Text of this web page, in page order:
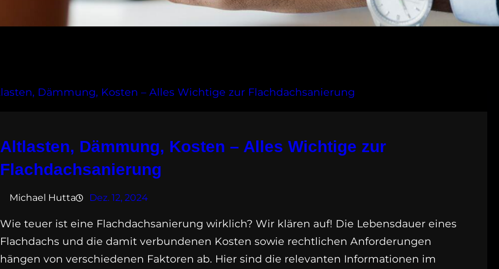
Altlasten, Dämmung, Kosten – Alles Wichtige zur
Flachdachsanierung
Michael Hutta Dez. 12, 2024
Wie teuer ist eine Flachdachsanierung wirklich? Wir klären auf! Die Lebensdauer eines
Flachdachs und die damit verbundenen Kosten sowie rechtlichen Anforderungen
hängen von verschiedenen Faktoren ab. Hier sind die relevanten Informationen im